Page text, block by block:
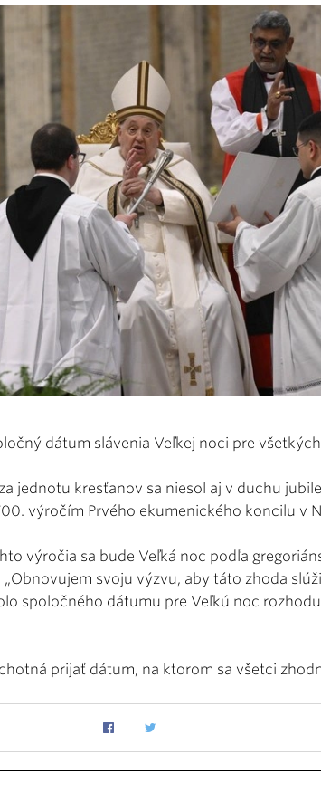
dátum slávenia Veľkej noci pre
jednotu kresťanov sa niesol aj v duchu
výročím Prvého ekumenického koncilu v
výročia sa bude Veľká noc podľa
svoju výzvu, aby táto zhoda
spoločného dátumu pre Veľkú noc
prijať dátum, na ktorom sa všetci